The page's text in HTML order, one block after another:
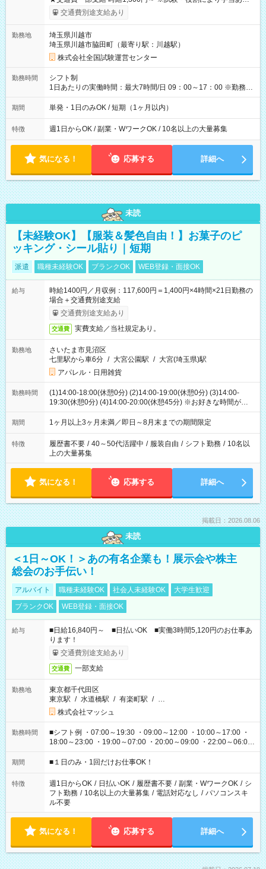
※勤務回数により昇給あり 【即給（前払い）オプションあ
り！】 希望される場合、勤務から1週間ほどで給与の一部を受け
例】 ・河合塾模擬試験 8:30～17:30（休憩1時間） 時給1,300円
×8時間＝日収10,400円＋交通費 ※当日の役割により時給＋100
円の場合あり ・国家試験 7:00～13:30（休憩なし） 時給1,300
円（役割手当＋100円）×6時間＝日収8,400円＋交通費 【試用期
間】試用期間なし
交通費別途支給あり
勤務地
埼玉県川越市
埼玉県川越市脇田町（最寄り駅：川越駅）
株式会社全国試験運営センター
勤務時間
シフト制
1日あたりの実働時間：最大7時間/日 09：00～17：00 ※勤務時
間は 試験により異なります。
期間 単発・1日のみOK / 短期（1ヶ月以内）
特徴 週1日からOK / 副業・WワークOK / 10名以上の大量募集
気になる！ 応募する 詳細へ
未読
【未経験OK】【服装＆髪色自由！】お菓子のピ
ッキング・シール貼り｜短期
派遣 職種未経験OK ブランクOK WEB登録・面接OK
給与
時給1400円／月収例：117,600円＝1,400円×4時間×21日勤務の
場合＋交通費別途支給
交通費別途支給あり
交通費 実費支給／当社規定あり。
勤務地
さいたま市見沼区
七里駅から車6分 / 大宮公園駅 / 大宮(埼玉県)駅
アパレル・日用雑貨
勤務時間
(1)14:00-18:00(休憩0分) (2)14:00-19:00(休憩0分) (3)14:00-
19:30(休憩0分) (4)14:00-20:00(休憩45分) ※お好きな時間が選べ
ます
期間 1ヶ月以上3ヶ月未満／即日～8月末までの期間限定
特徴 履歴書不要 / 40～50代活躍中 / 服装自由 / シフト勤務 / 10名以
上の大量募集
気になる！ 応募する 詳細へ
掲載日：2026.08.06
未読
＜1日～OK！＞あの有名企業も！展示会や株主
総会のお手伝い！
アルバイト 職種未経験OK 社会人未経験OK
大学生歓迎
ブランクOK
WEB登録・面接OK
給与
■日給16,840円～ ■日払いOK ■実働3時間5,120円のお仕事あ
ります！
交通費別途支給あり
交通費 一部支給
勤務地
東京都千代田区
東京駅 / 水道橋駅 / 有楽町駅 / …
株式会社マッシュ
勤務時間
■シフト例 ・07:00～19:30 ・09:00～12:00 ・10:00～17:00 ・
18:00～23:00 ・19:00～07:00 ・20:00～09:00 ・22:00～06:00
etc ★最短で3時間で5,120円のお仕事から 15時間で2万円近く稼
げるお仕事も！ ご希望のお時間に合わせてご紹介！ ※シフトは
ください！
期間 ■１日のみ・1回だけお仕事OK！
特徴 週1日からOK / 日払いOK / 履歴書不要 / 副業・WワークOK / シ
フト勤務 / 10名以上の大量募集 / 電話対応なし / パソコンスキ
ル不要
気になる！ 応募する 詳細へ